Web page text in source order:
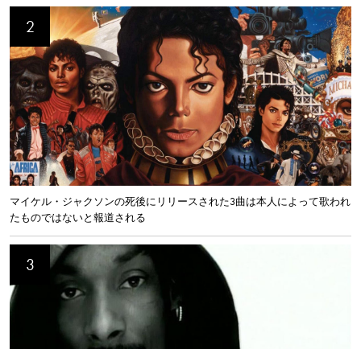
マイケル・ジャクソンの死後にリリースされた3曲は本人によって歌われ
たものではないと報道される